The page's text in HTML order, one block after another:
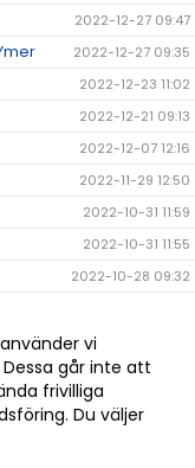
2022-12-27 09:47
2022-12-27 09:35
2022-12-23 11:02
2022-12-21 09:13
2022-12-07 12:16
2022-11-29 12:50
2022-10-31 11:59
2022-10-31 11:55
2022-10-28 09:32
2022-10-11 11:20
2022-10-06 13:04
2022-09-20 09:35
vi
går inte att
frivilliga
Du väljer